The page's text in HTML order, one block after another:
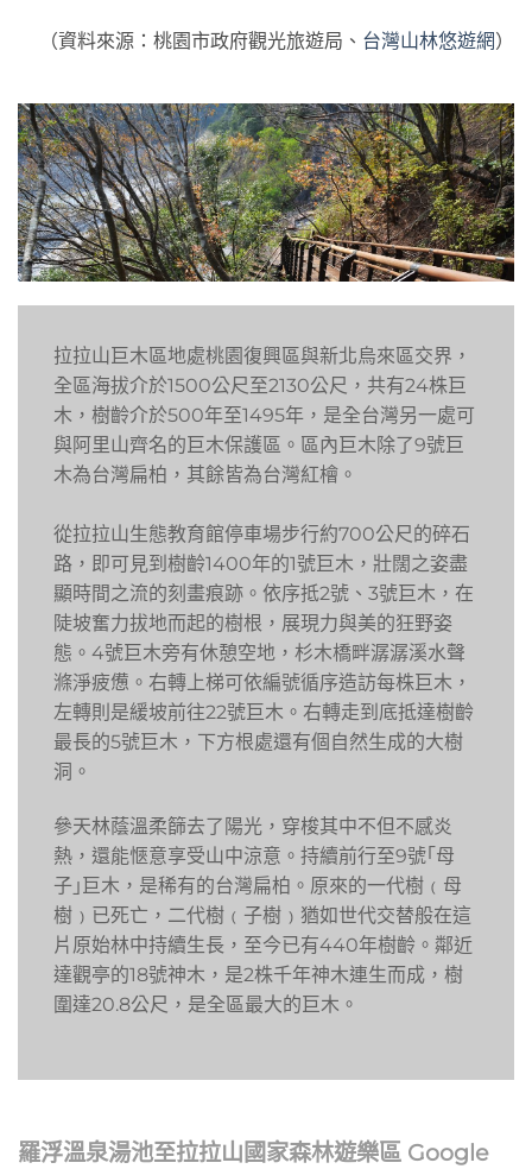
（資料來源：桃園市政府觀光旅遊局、 台灣山林悠遊網）
拉拉山巨木區地處桃園復興區與新北烏來區交界，
全區海拔介於1500公尺至2130公尺，共有24株巨
木，樹齡介於500年至1495年，是全台灣另一處可
與阿里山齊名的巨木保護區。區內巨木除了9號巨
木為台灣扁柏，其餘皆為台灣紅檜。
從拉拉山生態教育館停車場步行約700公尺的碎石
路，即可見到樹齡1400年的1號巨木，壯闊之姿盡
顯時間之流的刻畫痕跡。依序抵2號、3號巨木，在
陡坡奮力拔地而起的樹根，展現力與美的狂野姿
態。4號巨木旁有休憩空地，杉木橋畔潺潺溪水聲
滌淨疲憊。右轉上梯可依編號循序造訪每株巨木，
左轉則是緩坡前往22號巨木。右轉走到底抵達樹齡
最長的5號巨木，下方根處還有個自然生成的大樹
洞。
參天林蔭溫柔篩去了陽光，穿梭其中不但不感炎
熱，還能愜意享受山中涼意。持續前行至9號｢母
子｣巨木，是稀有的台灣扁柏。原來的一代樹﹙母
樹﹚已死亡，二代樹﹙子樹﹚猶如世代交替般在這
片原始林中持續生長，至今已有440年樹齡。鄰近
達觀亭的18號神木，是2株千年神木連生而成，樹
圍達20.8公尺，是全區最大的巨木。
羅浮溫泉湯池至拉拉山國家森林遊樂區 Google